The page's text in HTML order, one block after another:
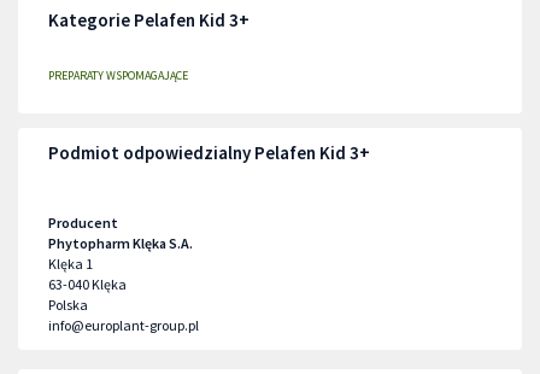
Kategorie Pelafen Kid 3+
PREPARATY WSPOMAGAJĄCE
Podmiot odpowiedzialny Pelafen Kid 3+
Producent
Phytopharm Klęka S.A.
Klęka 1
63-040Klęka
Polska
info@europlant-group.pl